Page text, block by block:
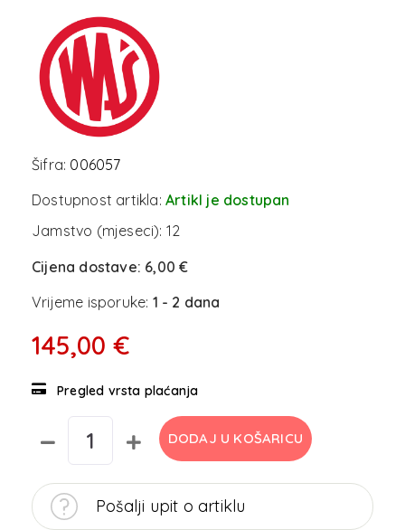
Šifra: 006057
Dostupnost artikla: Artikl je dostupan
Jamstvo (mjeseci): 12
Cijena dostave: 6,00 €
Vrijeme isporuke: 1 - 2 dana
145,00 €
Pregled vrsta plaćanja
DODAJ U KOŠARICU
Pošalji upit o artiklu